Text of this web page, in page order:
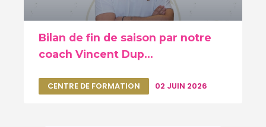
Bilan de fin de saison par notre
coach Vincent Dup...
CENTRE DE FORMATION 02 JUIN 2026